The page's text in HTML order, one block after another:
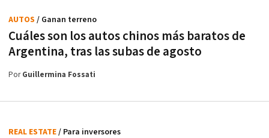
Cuáles son los autos chinos más baratos de
Argentina, tras las subas de agosto
AUTOS / Ganan terreno
PorGuillermina Fossati
REAL ESTATE/ Para inversores